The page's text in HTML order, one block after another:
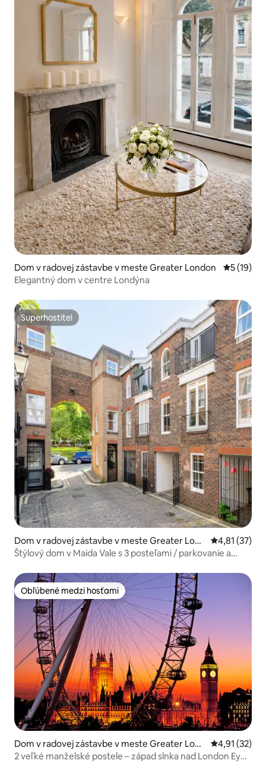
Dom v radovej zástavbe v meste Greater London
5 (19)
Elegantný dom v centre Londýna
Superhostiteľ
Superhostiteľ
Dom v radovej zástavbe v meste Greater Lond
on
Priemerné
4,81 (37)
Štýlový dom v Maida Vale s 3 posteľami / parkovanie a
Obľúbené medzi hosťami
Obľúbené medzi hosťami
Dom v radovej zástavbe v meste Greater Lond
on
Priemerné
4,91 (32)
2 veľké manželské postele – západ slnka nad London Eye